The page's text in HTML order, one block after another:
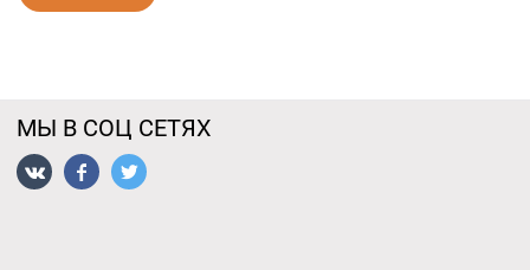
МЫ В СОЦ СЕТЯХ